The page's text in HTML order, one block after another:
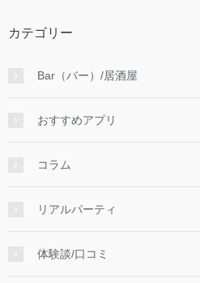
カテゴリー
Bar（バー）/居酒屋
おすすめアプリ
コラム
リアルパーティ
体験談/口コミ